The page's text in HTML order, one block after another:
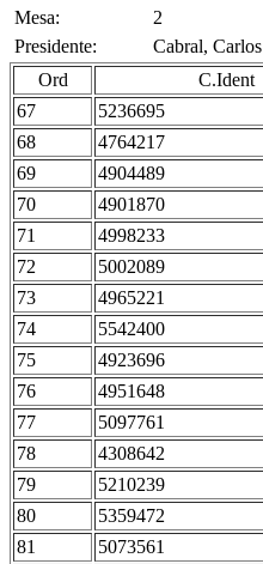
Mesa:
2
Presidente:
Cabral, Carlos
Ord
C.Ident
67
5236695
68 4764217
69 4904489
70 4901870
71 4998233
72 5002089
73 4965221
74 5542400
75 4923696
76 4951648
77 5097761
78 4308642
79 5210239
80 5359472
81 5073561